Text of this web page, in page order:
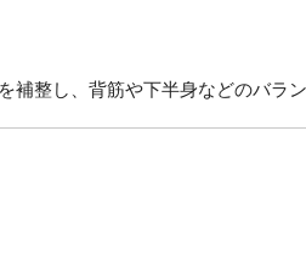
整し、背筋や下半身などのバラン